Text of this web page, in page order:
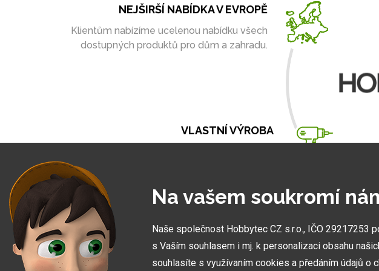
Stavíme
VLASTNÍ VÝROBA
NEJŠIRŠÍ NABÍDKA V EVROPĚ
Klientům nabízíme ucelenou nabídku všech
dostupných produktů pro dům a zahradu.
Na vašem soukromí
Naše společnost Hobbytec CZ s.r.o., IČO 29217253
s Vaším souhlasem i mj. k personalizaci obsahu
souhlasíte s využívaním cookies a předáním údajů o